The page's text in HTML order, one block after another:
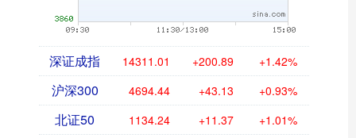
深证成指 14311.01 +200.89 +1.42%
沪深300 4694.44 +43.13 +0.93%
北证50 1134.24 +11.37 +1.01%